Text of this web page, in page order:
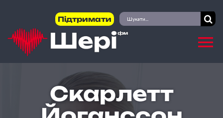
content
Підтримати
Пошук
...
Скарлетт